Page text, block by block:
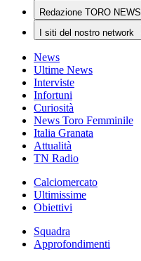
Redazione TORO NEWS
I siti del nostro network
News
Ultime News
Interviste
Infortuni
Curiosità
News Toro Femminile
Italia Granata
Attualità
TN Radio
Calciomercato
Ultimissime
Obiettivi
Squadra
Approfondimenti